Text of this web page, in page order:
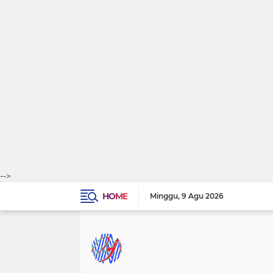
-->
HOME
Minggu 9 Agu 2026